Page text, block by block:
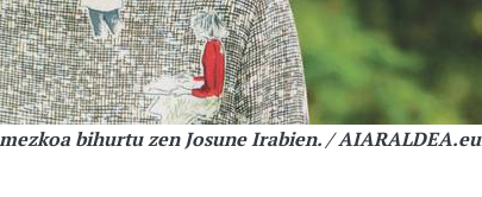
bihurtu zen Josune Irabien. /